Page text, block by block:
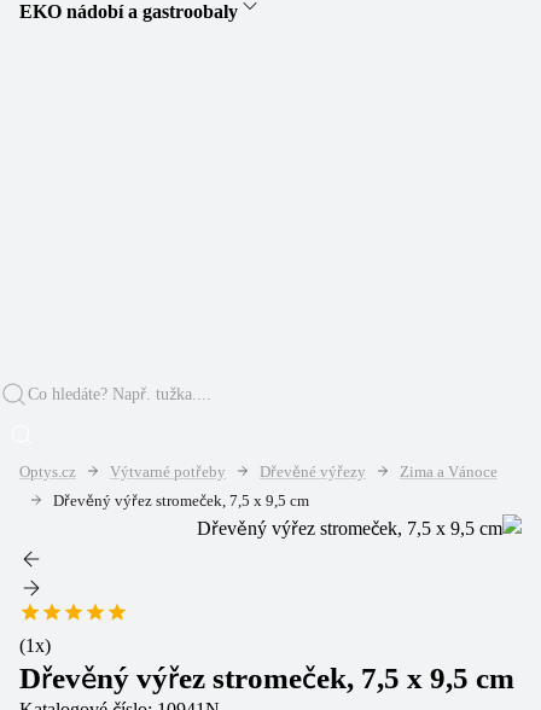
EKO nádobí a gastroobaly
Optys.cz Výtvarné potřeby Dřevěné výřezy
Zima a Vánoce
Dřevěný výřez stromeček, 7,5 x 9,5 cm
(1x)
Dřevěný výřez stromeček, 7,5 x 9,5 cm